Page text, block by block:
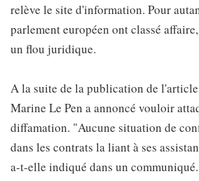
relève le site d'information. Pour
parlement européen ont classé
un flou juridique.
A la suite de la publication de
Marine Le Pen a annoncé vouloir
diffamation. "Aucune situation de
dans les contrats la liant à ses
a-t-elle indiqué dans un communiqué.